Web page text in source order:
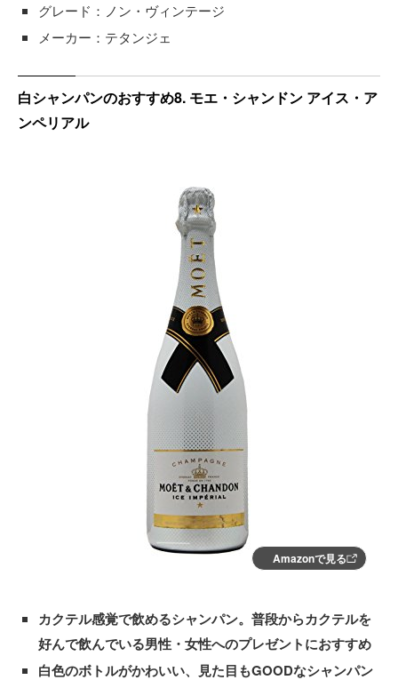
グレード：ノン・ヴィンテージ
メーカー：テタンジェ
白シャンパンのおすすめ8. モエ・シャンドン アイス・ア
ンペリアル
Amazonで見る
カクテル感覚で飲めるシャンパン。普段からカクテルを
好んで飲んでいる男性・女性へのプレゼントにおすすめ
白色のボトルがかわいい、見た目もGOODなシャンパン